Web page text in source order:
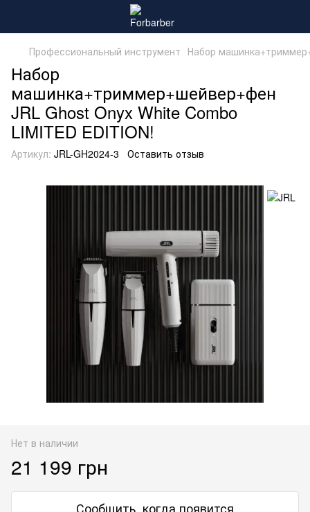
Профессиональный инструмент Набор
Набор
машинка+триммер+шейвер+фен
JRL Ghost Onyx White Combo
LIMITED EDITION!
Артикул: JRL-GH2024-3 Оставить отзыв
Нет в наличии
21 199 грн
Сообщить, когда появится